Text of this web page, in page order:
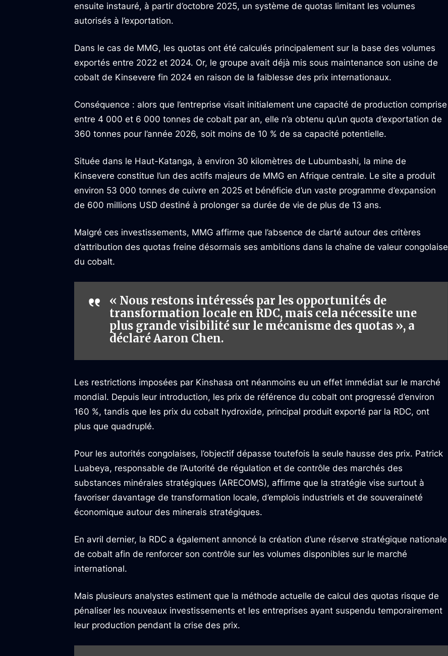
ensuite instauré, à partir d’octobre 2025, un système de quotas limitant les volumes
autorisés à l’exportation.
Dans le cas de MMG, les quotas ont été calculés principalement sur la base des volumes
exportés entre 2022 et 2024. Or, le groupe avait déjà mis sous maintenance son usine de
cobalt de Kinsevere fin 2024 en raison de la faiblesse des prix internationaux.
Conséquence : alors que l’entreprise visait initialement une capacité de production comprise
entre 4 000 et 6 000 tonnes de cobalt par an, elle n’a obtenu qu’un quota d’exportation de
360 tonnes pour l’année 2026, soit moins de 10 % de sa capacité potentielle.
Située dans le Haut-Katanga, à environ 30 kilomètres de Lubumbashi, la mine de
Kinsevere constitue l’un des actifs majeurs de MMG en Afrique centrale. Le site a produit
environ 53 000 tonnes de cuivre en 2025 et bénéficie d’un vaste programme d’expansion
de 600 millions USD destiné à prolonger sa durée de vie de plus de 13 ans.
Malgré ces investissements, MMG affirme que l’absence de clarté autour des critères
d’attribution des quotas freine désormais ses ambitions dans la chaîne de valeur congolaise
du cobalt.
« Nous restons intéressés par les opportunités de
transformation locale en RDC, mais cela nécessite une
plus grande visibilité sur le mécanisme des quotas », a
déclaré Aaron Chen.
Les restrictions imposées par Kinshasa ont néanmoins eu un effet immédiat sur le marché
mondial. Depuis leur introduction, les prix de référence du cobalt ont progressé d’environ
160 %, tandis que les prix du cobalt hydroxide, principal produit exporté par la RDC, ont
plus que quadruplé.
Pour les autorités congolaises, l’objectif dépasse toutefois la seule hausse des prix. Patrick
Luabeya, responsable de l’Autorité de régulation et de contrôle des marchés des
substances minérales stratégiques (ARECOMS), affirme que la stratégie vise surtout à
favoriser davantage de transformation locale, d’emplois industriels et de souveraineté
économique autour des minerais stratégiques.
En avril dernier, la RDC a également annoncé la création d’une réserve stratégique nationale
de cobalt afin de renforcer son contrôle sur les volumes disponibles sur le marché
international.
Mais plusieurs analystes estiment que la méthode actuelle de calcul des quotas risque de
pénaliser les nouveaux investissements et les entreprises ayant suspendu temporairement
leur production pendant la crise des prix.